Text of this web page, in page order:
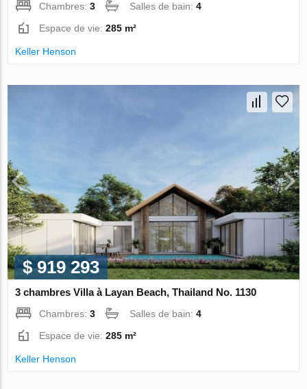
Chambres:3 Salles de bain:4
Espace de vie:285 m²
Keller Henson
$ 919 293
3 chambres Villa à Layan Beach, Thailand No. 1130
Chambres:3 Salles de bain:4
Espace de vie:285 m²
Keller Henson